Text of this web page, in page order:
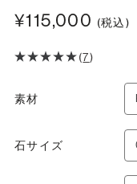
¥115,000 (税込)
(7)
素材
石サイズ